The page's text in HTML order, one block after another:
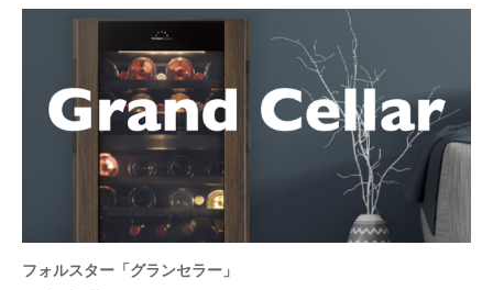
フォルスター「グランセラー」